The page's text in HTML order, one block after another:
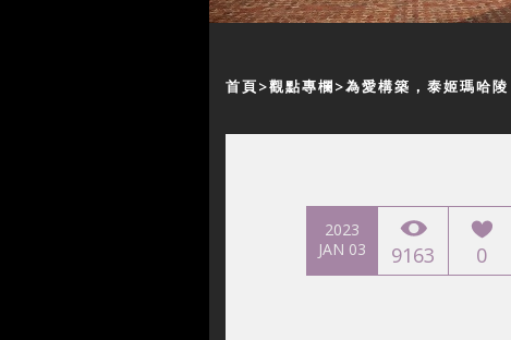
首頁 觀點專欄 為愛構築，泰姬瑪哈陵
2023
JAN 03
9163 0